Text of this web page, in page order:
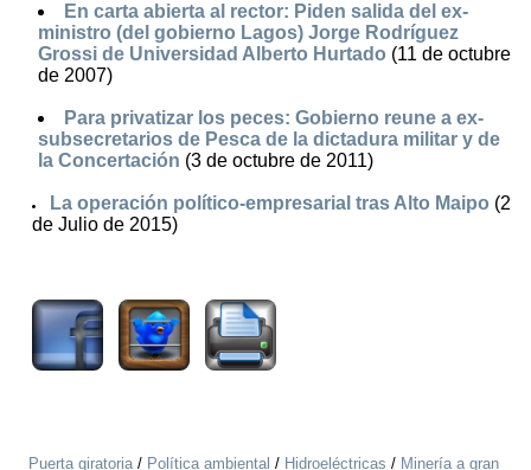
En carta abierta al rector: Piden salida del ex-
ministro (del gobierno Lagos) Jorge Rodríguez
Grossi de Universidad Alberto Hurtado (11 de octubre
de 2007)
Para privatizar los peces: Gobierno reune a ex-
subsecretarios de Pesca de la dictadura militar y de
la Concertación (3 de octubre de 2011)
La operación político-empresarial tras Alto Maipo (2
de Julio de 2015)
Puerta giratoria/ Política ambiental / Hidroeléctricas / Minería a gran